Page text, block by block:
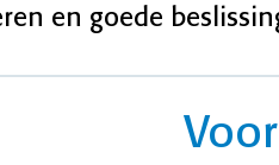
en goede